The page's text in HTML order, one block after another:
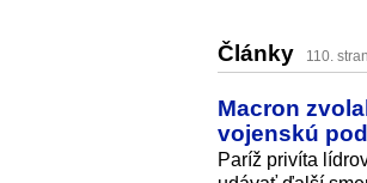
Články 110.
Macron
vojenskú
Paríž privíta